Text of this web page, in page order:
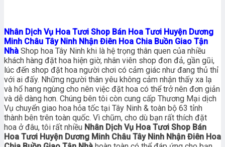
Nhân Dịch Vụ Hoa Tươi Shop Bán Hoa Tươi Huyện Dương
Minh Châu Tây Ninh Nhận Điên Hoa Chia Buồn Giao Tận
Nhà Shop hoa Tây Ninh khi là hệ trọng thân quen của nhiều
khách hàng đặt hoa hiện giờ, nhân viên shop đon đả, gần gũi,
lúc đến shop đặt hoa người chơi có cảm giác như đang thủ thỉ
với ai đấy. Những người thân yêu không cảm nhận thấy xa lạ
và hổ hang ngùng cho nên việc đặt hoa có thể trở nên đơn giản
và dễ dàng hơn. Chúng bên tôi còn cung cấp Thương Mại dịch
Vụ chuyển giao hoa hỏa tốc tại Tây Ninh & toàn bộ 63 tỉnh
thành bên trên toàn quốc. Vì chũm, cho dù bạn rất thích đặt
hoa ở đâu, tôi rất nhiều Nhân Dịch Vụ Hoa Tươi Shop Bán
Hoa Tươi Huyện Dương Minh Châu Tây Ninh Nhận Điên Hoa